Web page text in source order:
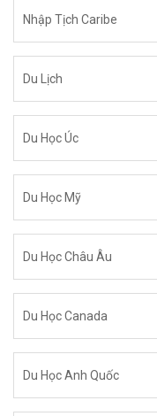
Nhập Tịch Caribe
Du Lịch
Du Học Úc
Du Học Mỹ
Du Học Châu Âu
Du Học Canada
Du Học Anh Quốc